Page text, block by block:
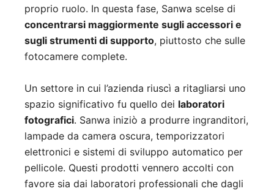
proprio ruolo. In questa fase, Sanwa scelse di
concentrarsi maggiormente sugli accessori e
sugli strumenti di supporto, piuttosto che sulle
fotocamere complete.
Un settore in cui l’azienda riuscì a ritagliarsi uno
spazio significativo fu quello dei laboratori
fotografici. Sanwa iniziò a produrre ingranditori,
lampade da camera oscura, temporizzatori
elettronici e sistemi di sviluppo automatico per
pellicole. Questi prodotti vennero accolti con
favore sia dai laboratori professionali che dagli